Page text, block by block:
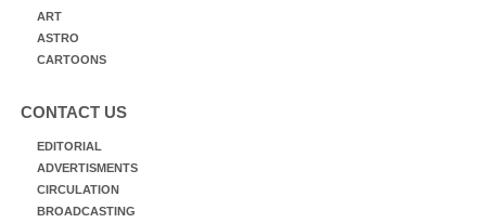
ART
ASTRO
CARTOONS
CONTACT US
EDITORIAL
ADVERTISMENTS
CIRCULATION
BROADCASTING